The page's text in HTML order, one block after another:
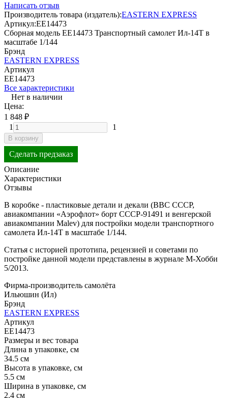
Написать отзыв
Производитель товара (издатель):EASTERN EXPRESS
Артикул:ЕЕ14473
Сборная модель EE14473 Транспортный самолет Ил-14Т в
масштабе 1/144
Брэнд
EASTERN EXPRESS
Артикул
ЕЕ14473
Все характеристики
Нет в наличии
Цена:
1 848 ₽
1
1
В корзину
Сделать предзаказ
Описание
Характеристики
Отзывы
В коробке - пластиковые детали и декали (ВВС СССР,
авиакомпании «Аэрофлот» борт СССР-91491 и венгерской
авиакомпании Malev) для постройки модели транспортного
самолета Ил-14Т в масштабе 1/144.
Статья с историей прототипа, рецензией и советами по
постройке данной модели представлены в журнале М-Хобби
5/2013.
Фирма-производитель самолёта
Ильюшин (Ил)
Брэнд
EASTERN EXPRESS
Артикул
ЕЕ14473
Размеры и вес товара
Длина в упаковке, см
34.5 см
Высота в упаковке, см
5.5 см
Ширина в упаковке, см
2.4 см